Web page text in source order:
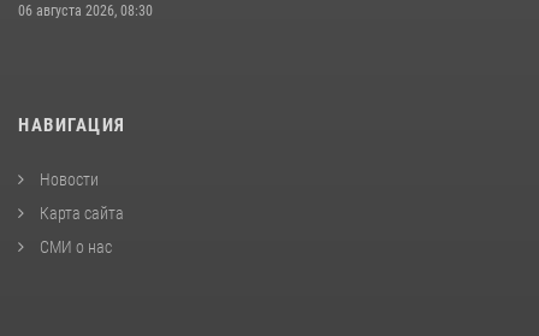
06 августа 2026, 08:30
НАВИГАЦИЯ
Новости
Карта сайта
СМИ о нас